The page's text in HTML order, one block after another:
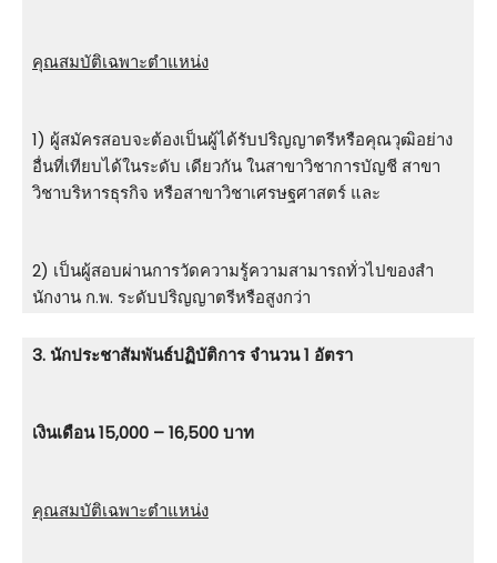
คุณสมบัติเฉพาะตำแหน่ง
1) ผู้สมัครสอบจะต้องเป็นผู้ได้รับปริญญาตรีหรือคุณวุฒิอย่าง
อื่นที่เทียบได้ในระดับ เดียวกัน ในสาขาวิชาการบัญชี สาขา
วิชาบริหารธุรกิจ หรือสาขาวิชาเศรษฐศาสตร์ และ
2) เป็นผู้สอบผ่านการวัดความรู้ความสามารถทั่วไปของสํา
นักงาน ก.พ. ระดับปริญญาตรีหรือสูงกว่า
3. นักประชาสัมพันธ์ปฏิบัติการ จำนวน 1 อัตรา
เงินเดือน 15,000 – 16,500 บาท
คุณสมบัติเฉพาะตำแหน่ง